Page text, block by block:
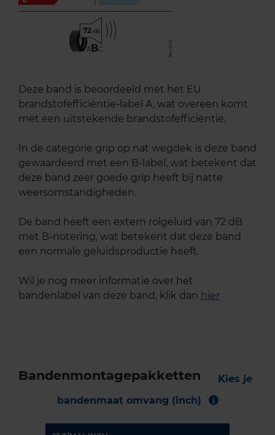
72
ABC
Deze band is beoordeeld met het EU
brandstofefficiëntie-label A, wat overeen komt
met een uitstekende brandstofefficiëntie.
In de categorie grip op nat wegdek is deze band
gewaardeerd met een B-label, wat betekent dat
deze band zeer goede grip heeft bij natte
weersomstandigheden.
De band heeft een extern rolgeluid van 72 dB
met B-notering, wat betekent dat deze band
een normale geluidsproductie heeft.
Wil je nog meer informatie over het
bandenlabel van deze band, klik dan hier
Bandenmontagepakketten
Kies je
bandenmaat omvang (inch)